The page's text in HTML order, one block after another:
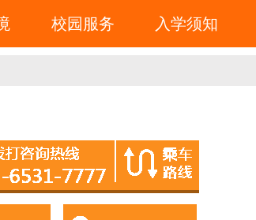
校园服务 入学须知